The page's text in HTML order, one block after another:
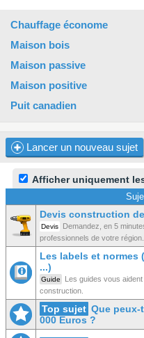
Chauffage économe
Maison bois
Maison passive
Maison positive
Puit canadien
Lancer un nouveau sujet
Afficher uniquement
Devis construction
Devis
Demandez, en 5
professionnels de votre région.
Les labels et normes
...)
Guide
Les guides vous
construction.
Top sujet Que
000 Euros ?